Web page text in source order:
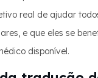
real de ajudar
e que eles se
disponível.